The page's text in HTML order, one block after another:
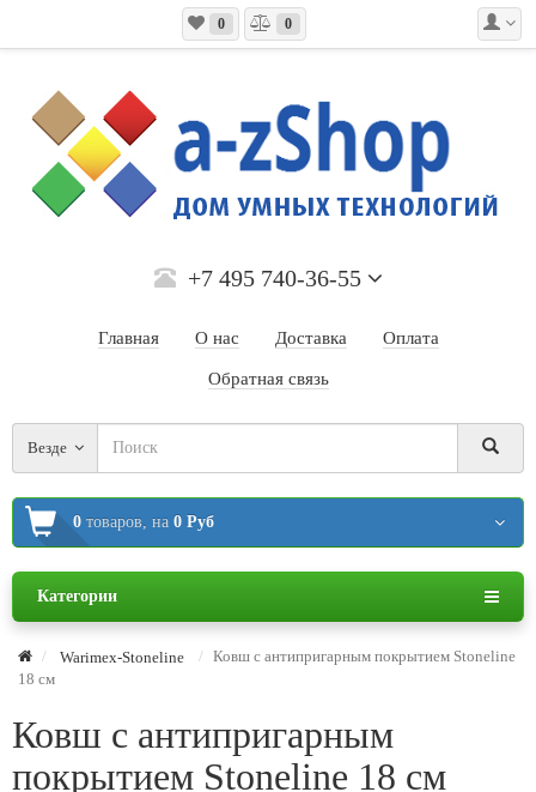
0 0
+7 495 740-36-55
Главная О нас Доставка Оплата
Обратная связь
Везде
0 товаров, на 0 Руб
Категории
Warimex-Stoneline
Ковш с антипригарным покрытием Stoneline
18 см
Ковш с антипригарным
покрытием Stoneline 18 см